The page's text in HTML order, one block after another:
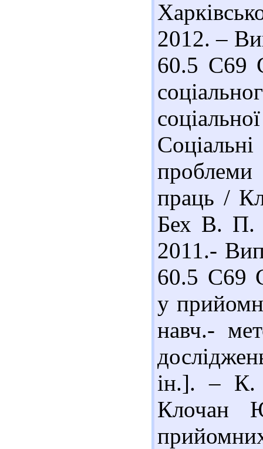
2012. –
60.5 С69
проблеми
праць /
Бех В. П.
2011.-
60.5 С69
у
навч.-
ін.]. –
Клочан